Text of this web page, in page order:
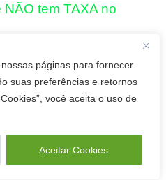
páginas para fornecer
suas preferências e retornos
você aceita o uso de
Aceitar Cookies
tem TAXA no
17 Prós e
Melhor Compra?➚